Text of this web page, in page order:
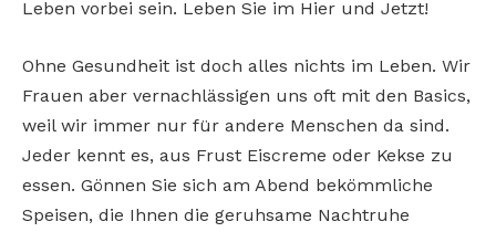
Leben vorbei sein. Leben Sie im Hier und Jetzt!
Ohne Gesundheit ist doch alles nichts im Leben. Wir
Frauen aber vernachlässigen uns oft mit den Basics,
weil wir immer nur für andere Menschen da sind.
Jeder kennt es, aus Frust Eiscreme oder Kekse zu
essen. Gönnen Sie sich am Abend bekömmliche
Speisen, die Ihnen die geruhsame Nachtruhe